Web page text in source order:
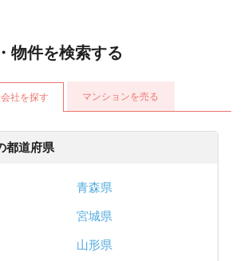
物件を検索する
社を探す マンションを売る
都道府県
青森県
宮城県
山形県